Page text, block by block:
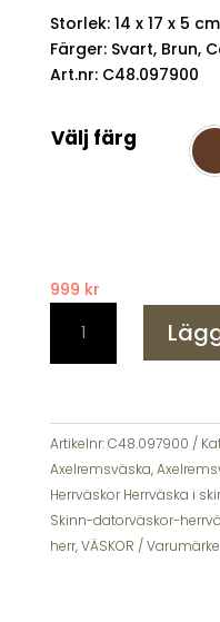
Storlek: 14 x 17 x 5 cm
Färger: Svart, Brun,
Art.nr: C48.097900
Välj färg
999 kr
Chesterfield
Bremen
Skinn
Svart
mängd
Artikelnr:C48.097900
Axelremsväska,
Herrväskor Herrväska i
Skinn-datorväskor-
herr,VÄSKOR